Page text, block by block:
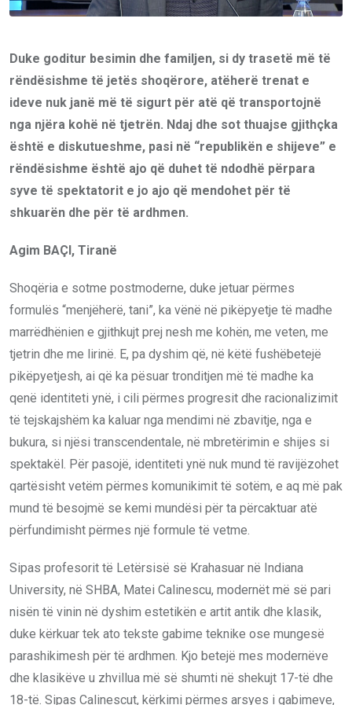
Duke goditur besimin dhe familjen, si dy trasetë më të
rëndësishme të jetës shoqërore, atëherë trenat e
ideve nuk janë më të sigurt për atë që transportojnë
nga njëra kohë në tjetrën. Ndaj dhe sot thuajse gjithçka
është e diskutueshme, pasi në “republikën e shijeve” e
rëndësishme është ajo që duhet të ndodhë përpara
syve të spektatorit e jo ajo që mendohet për të
shkuarën dhe për të ardhmen.
Agim BAÇI, Tiranë
Shoqëria e sotme postmoderne, duke jetuar përmes
formulës “menjëherë, tani”, ka vënë në pikëpyetje të madhe
marrëdhënien e gjithkujt prej nesh me kohën, me veten, me
tjetrin dhe me lirinë. E, pa dyshim që, në këtë fushëbetejë
pikëpyetjesh, ai që ka pësuar tronditjen më të madhe ka
qenë identiteti ynë, i cili përmes progresit dhe racionalizimit
të tejskajshëm ka kaluar nga mendimi në zbavitje, nga e
bukura, si njësi transcendentale, në mbretërimin e shijes si
spektakël. Për pasojë, identiteti ynë nuk mund të ravijëzohet
qartësisht vetëm përmes komunikimit të sotëm, e aq më pak
mund të besojmë se kemi mundësi për ta përcaktuar atë
përfundimisht përmes një formule të vetme.
Sipas profesorit të Letërsisë së Krahasuar në Indiana
University, në SHBA, Matei Calinescu, modernët më së pari
nisën të vinin në dyshim estetikën e artit antik dhe klasik,
duke kërkuar tek ato tekste gabime teknike ose mungesë
parashikimesh për të ardhmen. Kjo betejë mes modernëve
dhe klasikëve u zhvillua më së shumti në shekujt 17-të dhe
18-të. Sipas Calinescut, kërkimi përmes arsyes i gabimeve,